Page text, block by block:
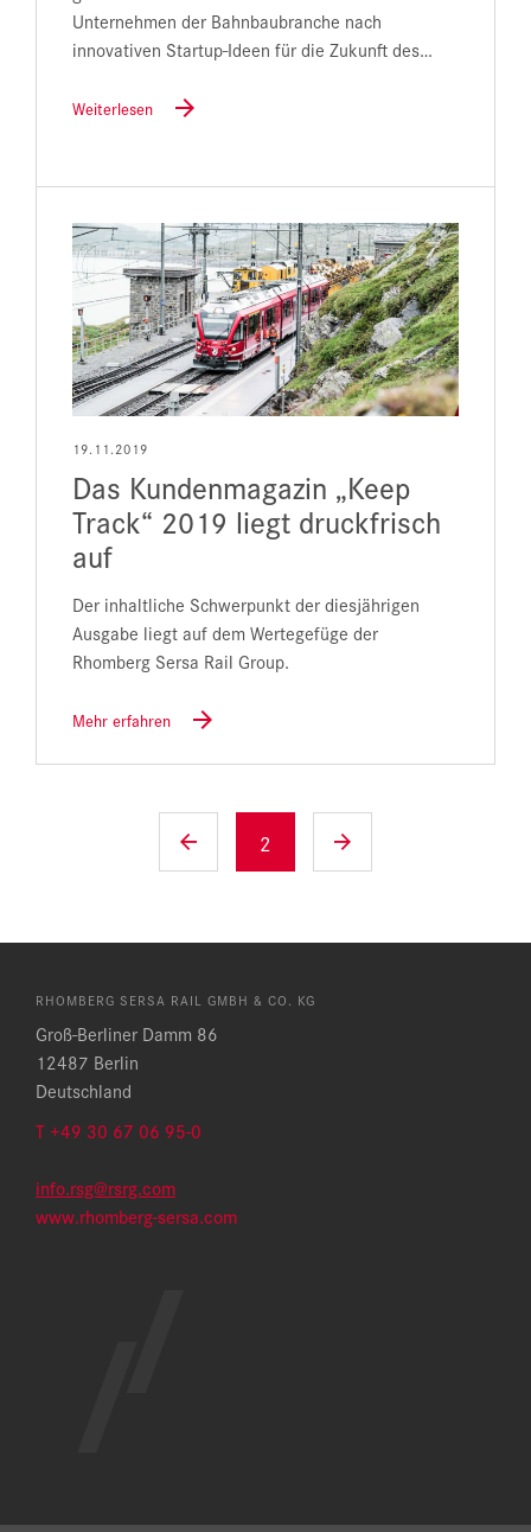
Unternehmen der Bahnbaubranche nach
innovativen Startup-Ideen für die Zukunft des…
Weiterlesen
19.11.2019
Das Kundenmagazin „Keep
Track“ 2019 liegt druckfrisch
auf
Der inhaltliche Schwerpunkt der diesjährigen
Ausgabe liegt auf dem Wertegefüge der
Rhomberg Sersa Rail Group.
Mehr erfahren
2
RHOMBERG SERSA RAIL GMBH & CO. KG
Groß-Berliner Damm 86
12487 Berlin
Deutschland
T+49 30 67 06 95-0
info.rsg@rsrg.com
www.rhomberg-sersa.com